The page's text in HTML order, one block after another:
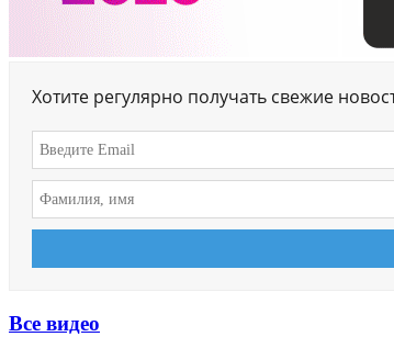
Хотите регулярно получать свежие
Все видео